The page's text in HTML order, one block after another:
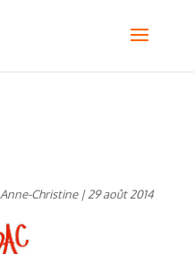
Anne-Christine|29 août 2014